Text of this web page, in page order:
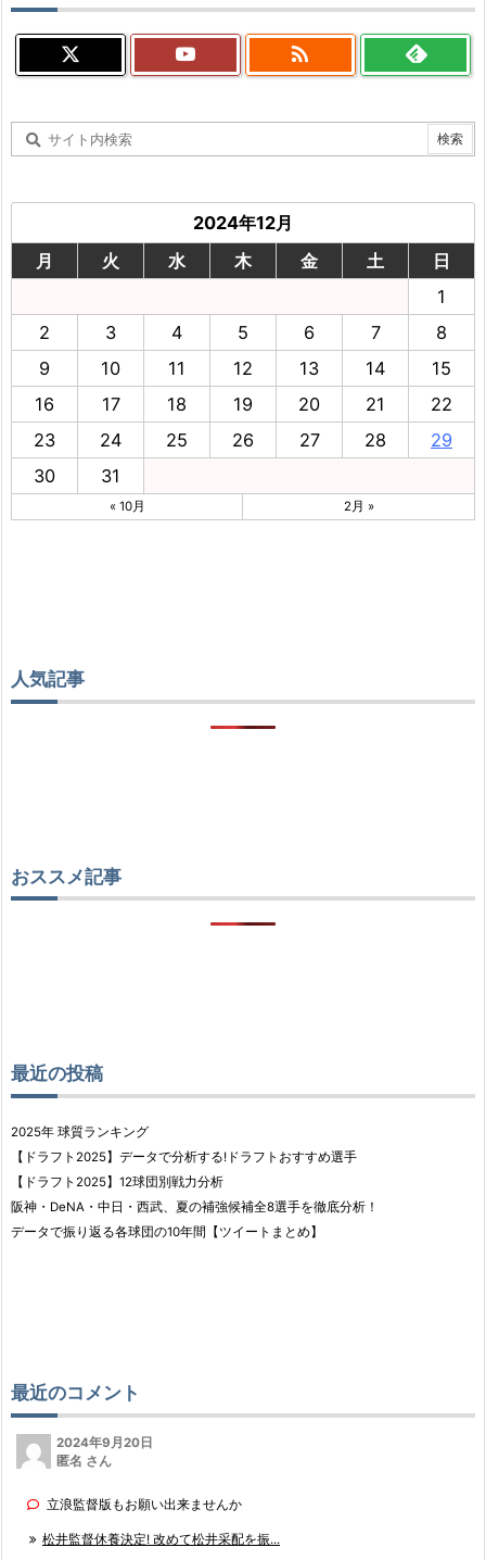

2024年12月
月
火 水 木 金 土
日
1
2
3 4 5 6 7
8
9
10 11 12 13 14
15
16
17 18 19 20 21
22
23
24 25 26 27 28
29
30
31
« 10月 2月 »
人気記事
おススメ記事
最近の投稿
2025年 球質ランキング
【ドラフト2025】データで分析する!ドラフトおすすめ選手
【ドラフト2025】12球団別戦力分析
阪神・DeNA・中日・西武、夏の補強候補全8選手を徹底分析！
データで振り返る各球団の10年間【ツイートまとめ】
最近のコメント
2024年9月20日
匿名 さん
立浪監督版もお願い出来ませんか
松井監督休養決定! 改めて松井采配を振...